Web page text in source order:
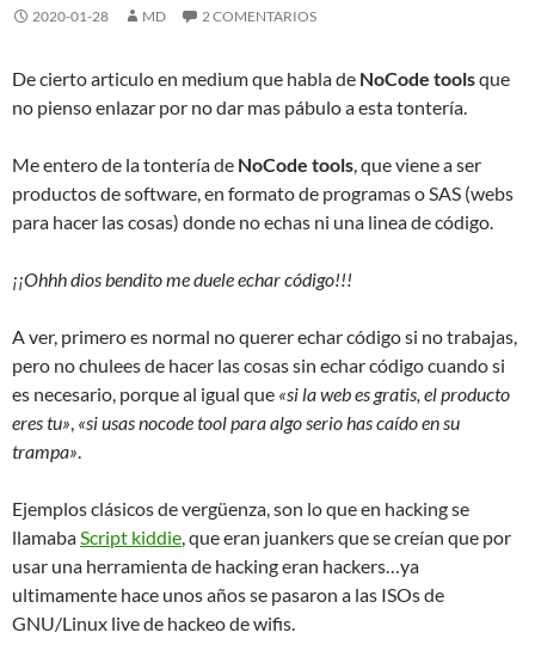
2020-01-28 MD 2 COMENTARIOS
De cierto articulo en medium que habla de NoCode toolsque
no pienso enlazar por no dar mas pábulo a esta tontería.
Me entero de la tontería de NoCode tools, que viene a ser
productos de software, en formato de programas o SAS (webs
para hacer las cosas) donde no echas ni una linea de código.
¡¡Ohhh dios bendito me duele echar código!!!
A ver, primero es normal no querer echar código si no trabajas,
pero no chulees de hacer las cosas sin echar código cuando si
es necesario, porque al igual que «si la web es gratis, el producto
eres tu», «si usas nocode tool para algo serio has caído en su
trampa».
Ejemplos clásicos de vergüenza, son lo que en hacking se
llamabaScript kiddie, que eran juankers que se creían que por
usar una herramienta de hacking eran hackers…ya
ultimamente hace unos años se pasaron a las ISOs de
GNU/Linux live de hackeo de wifis.